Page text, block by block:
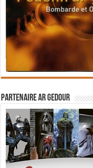
Partenaire Ar Gedour